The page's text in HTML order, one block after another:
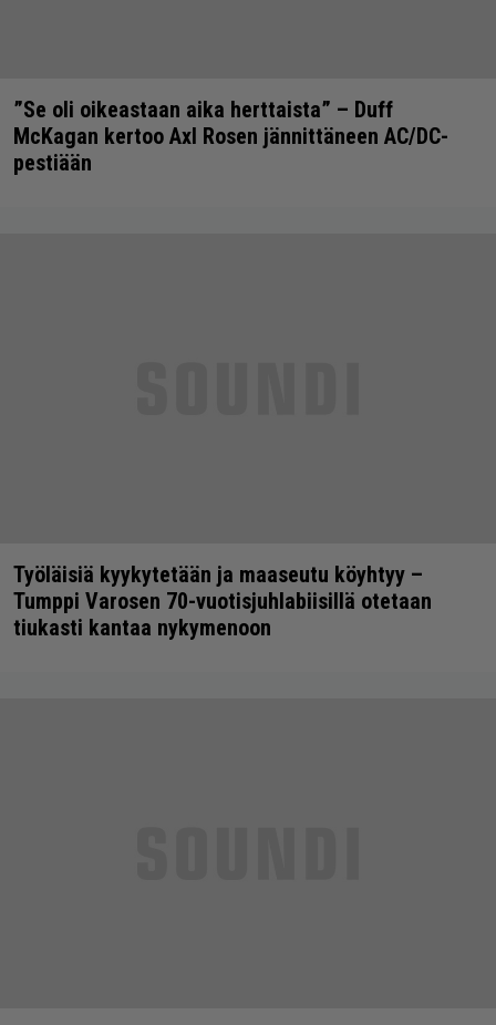
”Se oli oikeastaan aika herttaista” – Duff
McKagan kertoo Axl Rosen jännittäneen AC/DC-
pestiään
Työläisiä kyykytetään ja maaseutu köyhtyy –
Tumppi Varosen 70-vuotisjuhlabiisillä otetaan
tiukasti kantaa nykymenoon